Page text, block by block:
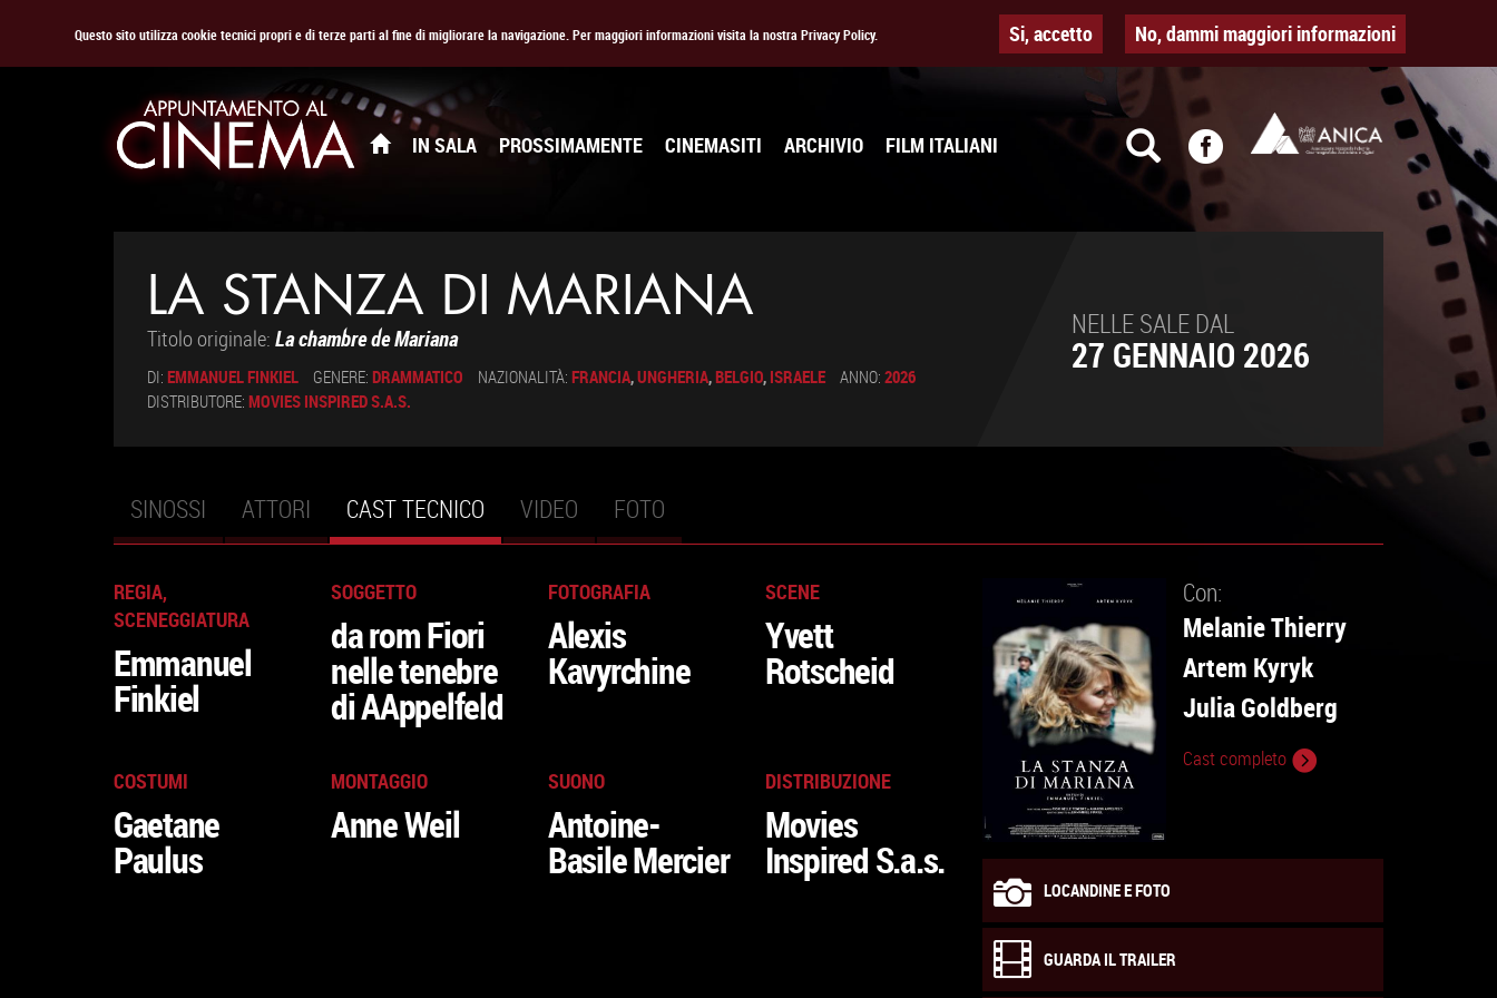
Questo sito utilizza cookie tecnici propri e di terze parti al fine di migliorare la navigazione. Per maggiori informazioni visita la nostra Privacy Policy. Si, accetto No, dammi maggiori informazioni
IN SALA PROSSIMAMENTE CINEMASITI ARCHIVIO FILM ITALIANI
LA STANZA DI MARIANA
Titolo originale: La chambre de Mariana
DI: EMMANUEL FINKIEL GENERE: DRAMMATICO NAZIONALITÀ: FRANCIA,UNGHERIA,BELGIO, ISRAELE ANNO: 2026
DISTRIBUTORE: MOVIES INSPIRED S.A.S.
NELLE SALE DAL
27 GENNAIO 2026
Schede primarie
SINOSSI ATTORI CAST TECNICO (SCHEDA
ATTIVA)
VIDEO FOTO
REGIA,
SCENEGGIATURA
Emmanuel
Finkiel
SOGGETTO
da rom Fiori
nelle tenebre
di AAppelfeld
FOTOGRAFIA
Alexis
Kavyrchine
SCENE
Yvett
Rotscheid
COSTUMI
Gaetane
Paulus
MONTAGGIO
Anne Weil
SUONO
Antoine-
Basile Mercier
DISTRIBUZIONE
Movies
Inspired S.a.s.
Con:
Melanie Thierry
Artem Kyryk
Julia Goldberg
Cast completo
LOCANDINE E FOTO
GUARDA IL TRAILER